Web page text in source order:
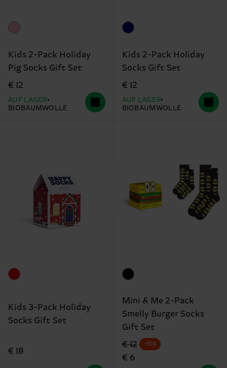
Kids 2-Pack Holiday
Pig Socks Gift Set
€ 12
AUF LAGER
BIOBAUMWOLLE
Kids 2-Pack Holiday
Socks Gift Set
€ 12
AUF LAGER
BIOBAUMWOLLE
Kids 3-Pack Holiday
Socks Gift Set
€ 18
Mini & Me 2-Pack
Smelly Burger Socks
Gift Set
Originalpreis
€ 12
Reduzierter Preis
€ 6
-50%